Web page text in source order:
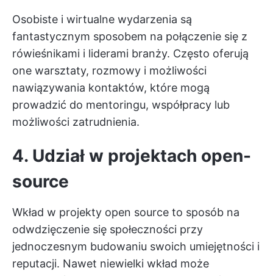
Osobiste i wirtualne wydarzenia są
fantastycznym sposobem na połączenie się z
rówieśnikami i liderami branży. Często oferują
one warsztaty, rozmowy i możliwości
nawiązywania kontaktów, które mogą
prowadzić do mentoringu, współpracy lub
możliwości zatrudnienia.
4. Udział w projektach open-
source
Wkład w projekty open source to sposób na
odwdzięczenie się społeczności przy
jednoczesnym budowaniu swoich umiejętności i
reputacji. Nawet niewielki wkład może